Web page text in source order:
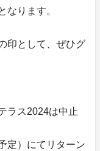
なります。
印として、ぜひグ
ラス2024は中止
定）にてリターン